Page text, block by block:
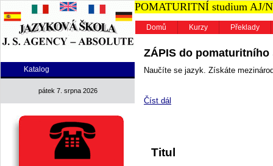
Katalog
pátek 7. srpna 2026
POMATURITNÍ studium AJ/
Domů Kurzy Překlady
ZÁPIS do pomaturitního
Naučíte se jazyk. Získáte
Číst dál
Titul